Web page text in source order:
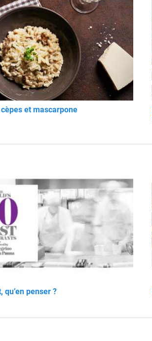
cèpes et mascarpone
qu’en penser ?